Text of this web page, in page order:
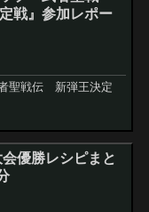
戦』参加レポー
聖戦伝 新弾王決定
優勝レシピまと